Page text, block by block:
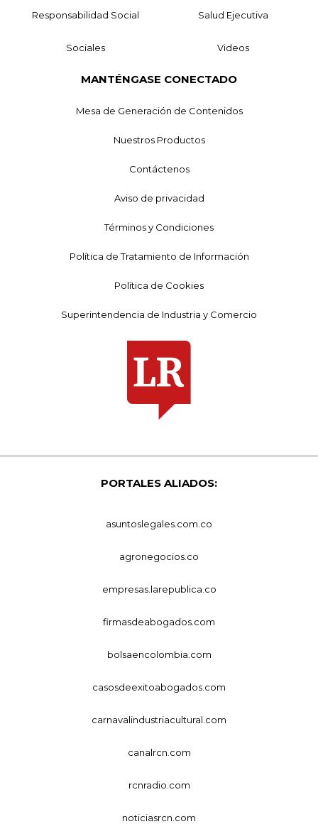
Responsabilidad Social Salud Ejecutiva
Sociales Videos
MANTÉNGASE CONECTADO
Mesa de Generación de Contenidos
Nuestros Productos
Contáctenos
Aviso de privacidad
Términos y Condiciones
Política de Tratamiento de Información
Política de Cookies
Superintendencia de Industria y Comercio
PORTALES ALIADOS:
asuntoslegales.com.co
agronegocios.co
empresas.larepublica.co
firmasdeabogados.com
bolsaencolombia.com
casosdeexitoabogados.com
carnavalindustriacultural.com
canalrcn.com
rcnradio.com
noticiasrcn.com